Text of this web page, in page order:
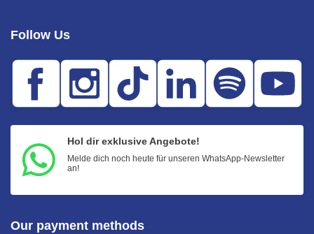
Follow Us
Hol dir exklusive Angebote!
Melde dich noch heute für unseren WhatsApp-Newsletter
an!
Our payment methods